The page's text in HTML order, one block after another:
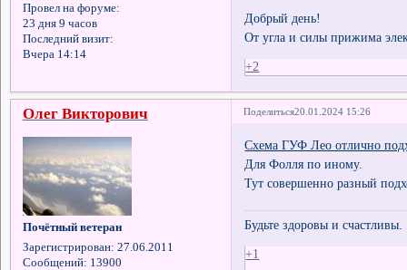
Провел на форуме:
23 дня 9 часов
Последний визит:
Вчера 14:14
Добрый день!
От угла и силы прижима
+2
Поделиться20.01.2024 15:26
Олег Викторович
Почётный ветеран
Зарегистрирован: 27.06.2011
Сообщений: 13900
Схема ГУФ Лео отлично
Для Фолля по иному.
Тут совершенно разный
Будьте здоровы и счастливы.
+1